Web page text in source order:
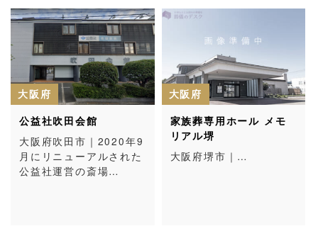
大阪府
公益社吹田会館
大阪府吹田市｜2020年9
月にリニューアルされた
公益社運営の斎場…
大阪府
家族葬専用ホール メモ
リアル堺
大阪府堺市｜…